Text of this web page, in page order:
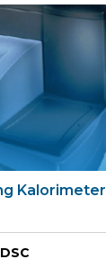
Kalorimeter